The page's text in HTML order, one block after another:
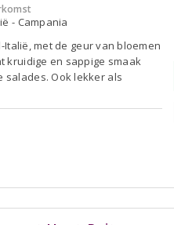
- Campania
met de geur van bloemen
kruidige en sappige smaak
salades. Ook lekker als